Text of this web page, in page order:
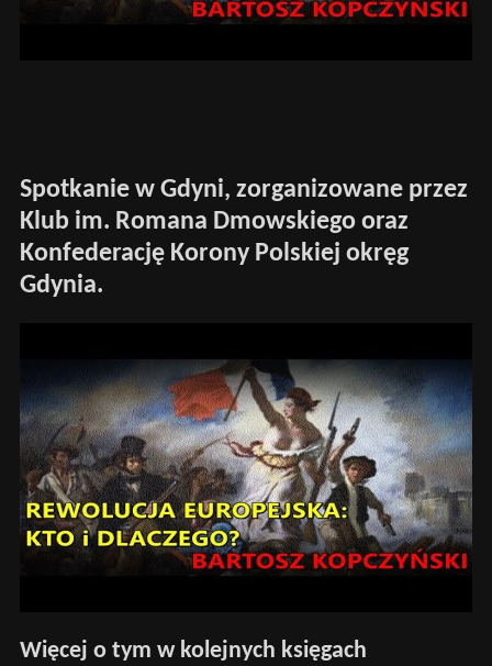
Spotkanie w Gdyni, zorganizowane przez
Klub im. Romana Dmowskiego oraz
Konfederację Korony Polskiej okręg
Gdynia.
Więcej o tym w kolejnych księgach